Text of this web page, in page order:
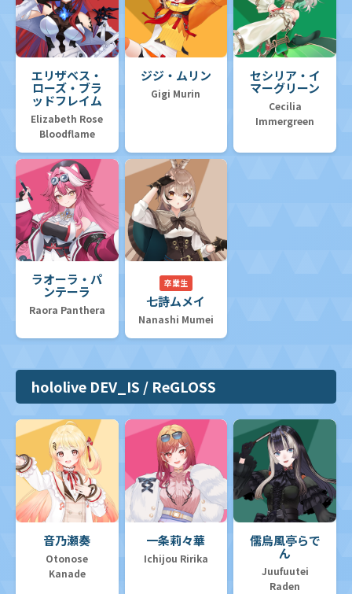
エリザベス・
ローズ・ブラ
ッドフレイム
Elizabeth Rose
Bloodflame
ジジ・ムリン
Gigi Murin
セシリア・イ
マーグリーン
Cecilia
Immergreen
ラオーラ・パ
ンテーラ
Raora Panthera
卒業生
七詩ムメイ
Nanashi Mumei
hololive DEV_IS / ReGLOSS
音乃瀬奏
Otonose
Kanade
一条莉々華
Ichijou Ririka
儒烏風亭らで
ん
Juufuutei
Raden